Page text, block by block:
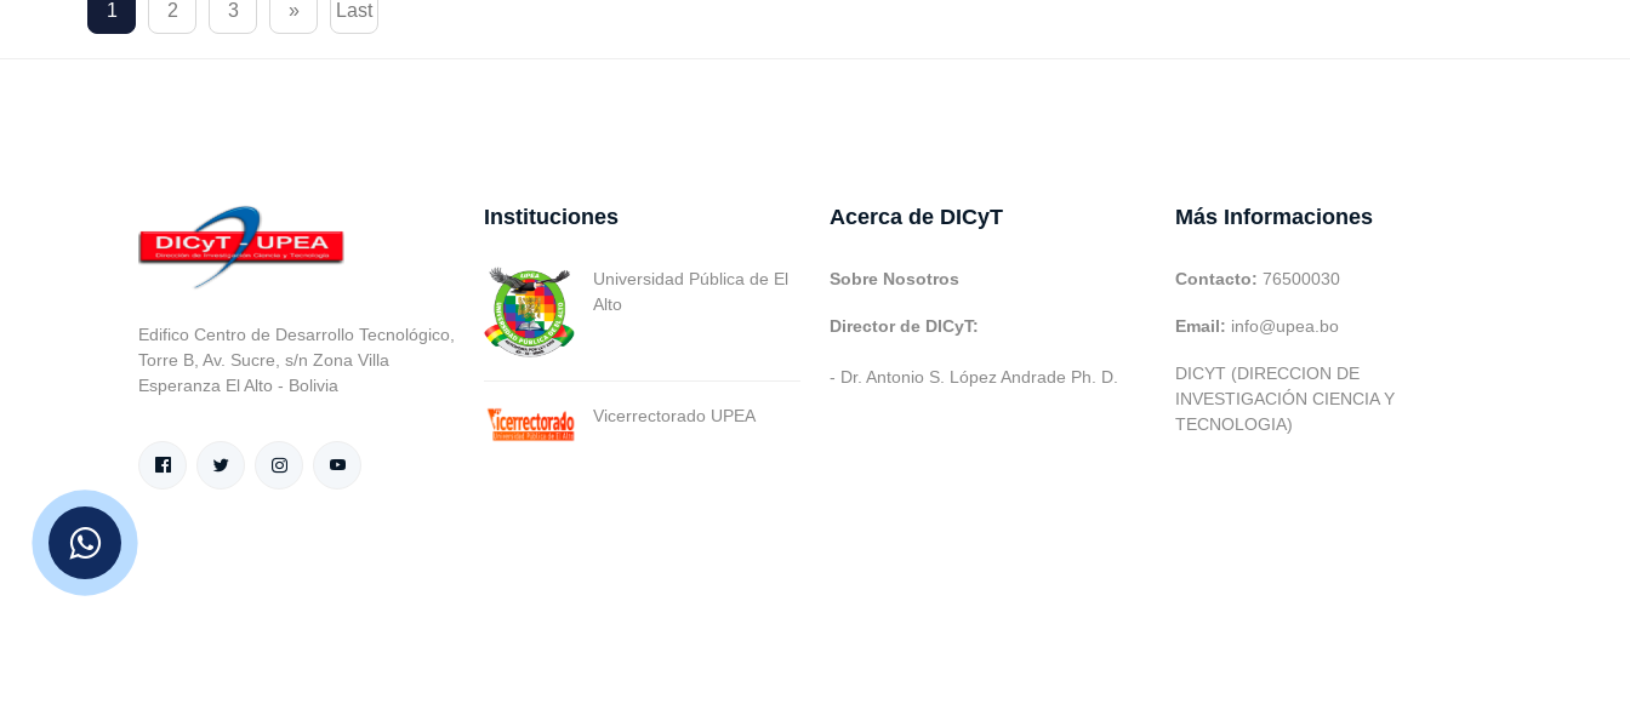
1 2 3 » Last
Edifico Centro de Desarrollo Tecnológico,
Torre B, Av. Sucre, s/n Zona Villa
Esperanza El Alto - Bolivia
Instituciones
Universidad Pública de El
Alto
Vicerrectorado UPEA
Acerca de DICyT
Sobre Nosotros
Director de DICyT:
- Dr. Antonio S. López Andrade Ph. D.
Más Informaciones
Contacto: 76500030
Email: info@upea.bo
DICYT (DIRECCION DE
INVESTIGACIÓN CIENCIA Y
TECNOLOGIA)